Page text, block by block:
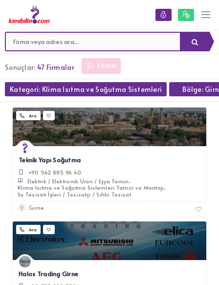
Sonuçlar: 47 Firmalar Firma
Kategori: Klima Isıtma ve Soğutma Sistemleri Bölge:
Ara
Teknik Yapı Soğutma
+90 542 885 96 40
Elektrik / Elektronik Ürün / Eşya Tamiri
Klima Isıtma ve Soğutma Sistemleri Tamiri ve Montajı
Su Tesisatı İşleri / Tesisatçı / Sıhhi Tesisat
Girne
Ara
Halos Trading Girne